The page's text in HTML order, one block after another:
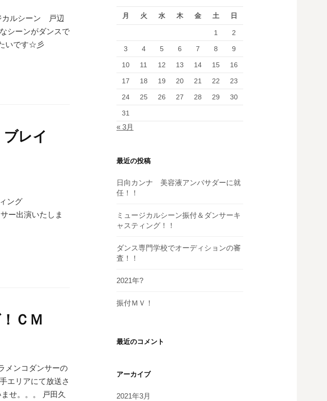
カルシーン 戸辺
シーンがダンスで
いです☆彡
レイ
ング
ー出演いたしま
ＣＭ
メンコダンサーの
エリアにて放送さ
せ。。。 戸田久
月 火 水 木 金 土 日
1 2
3 4 5 6 7 8 9
10 11 12 13 14 15 16
17 18 19 20 21 22 23
24 25 26 27 28 29 30
31
« 3月
最近の投稿
日向カンナ 美容液アンバサダーに就
任！！
ミュージカルシーン振付＆ダンサーキ
ャスティング！！
ダンス専門学校でオーディションの審
査！！
2021年?
振付ＭＶ！
最近のコメント
アーカイブ
2021年3月